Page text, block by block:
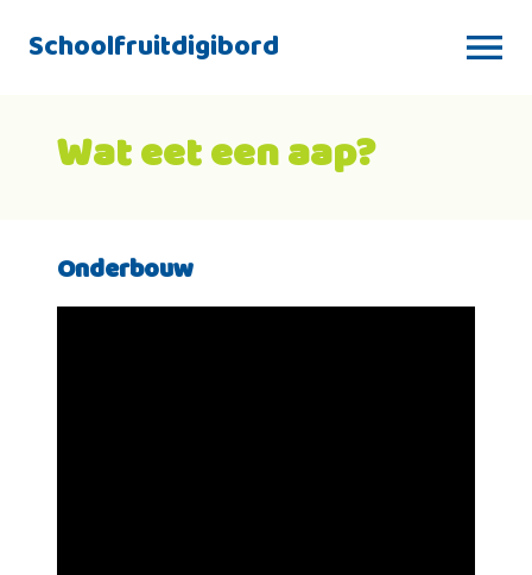
Schoolfruitdigibord
Wat eet een aap?
Onderbouw